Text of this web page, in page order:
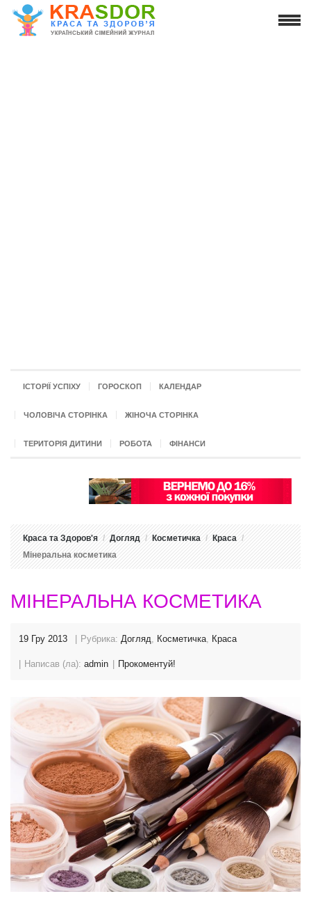
ІСТОРІЇ УСПІХУ ГОРОСКОП КАЛЕНДАР
ЧОЛОВІЧА СТОРІНКА ЖІНОЧА СТОРІНКА
ТЕРИТОРІЯ ДИТИНИ РОБОТА ФІНАНСИ
Краса та Здоров'я Догляд Косметичка
Краса
Мінеральна косметика
МІНЕРАЛЬНА КОСМЕТИКА
19 Гру 2013 Рубрика: Догляд, Косметичка, Краса
Написав (ла): admin Прокоментуй!